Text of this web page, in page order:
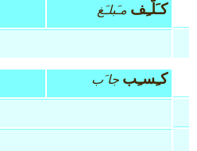
كـَلّـِف مـَبلـَغ
كـِسـِب جا َب